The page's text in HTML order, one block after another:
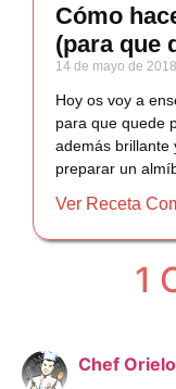
Cómo
(para que
14 de mayo de 2018
Hoy os voy a
para que quede
además brillante
preparar un
Ver Receta
1
Chef Orielo